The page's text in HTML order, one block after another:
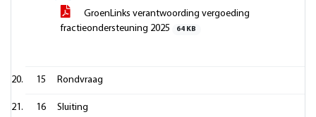
GroenLinks verantwoording vergoeding
fractieondersteuning 2025
64 KB
15 Rondvraag
16 Sluiting